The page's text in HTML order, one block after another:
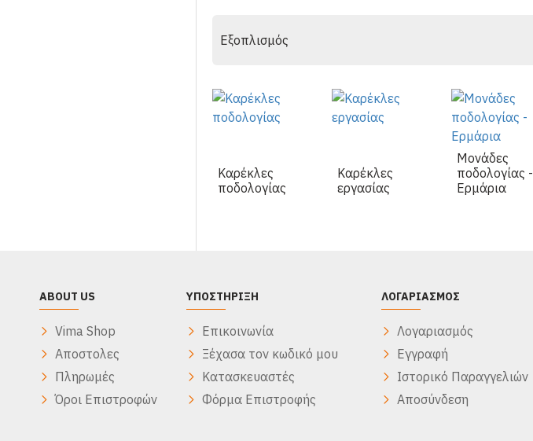
Εξοπλισμός
Καρέκλες
ποδολογίας
Καρέκλες
εργασίας
Μονάδες
ποδολογίας -
Ερμάρια
ABOUT US
Vima Shop
Αποστολες
Πληρωμές
Όροι Επιστροφών
ΥΠΟΣΤΉΡΙΞΗ
Επικοινωνία
Ξέχασα τον κωδικό μου
Κατασκευαστές
Φόρμα Επιστροφής
ΛΟΓΑΡΙΑΣΜΌΣ
Λογαριασμός
Εγγραφή
Ιστορικό Παραγγελιών
Αποσύνδεση